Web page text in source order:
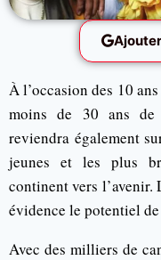
À l’occasion des 10
moins de 30 ans
reviendra également
jeunes et les plus
continent vers l’avenir.
évidence le potentiel
Avec des milliers de